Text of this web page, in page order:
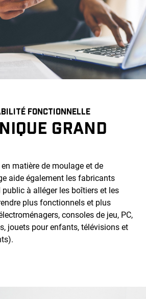
FONCTIONNELLE
GRAND
en matière de moulage et de
aide également les fabricants
public à alléger les boîtiers et les
plus fonctionnels et plus
consoles de jeu, PC,
jouets pour enfants, télévisions et